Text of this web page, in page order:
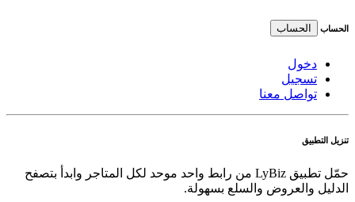
الحساب الحساب
دخول
تسجيل
تواصل معنا
تنزيل التطبيق
حمّل تطبيق LyBiz من رابط واحد موحد لكل المتاجر وابدأ بتصفح
الدليل والعروض والسلع بسهولة.